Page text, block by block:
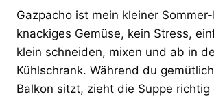
Gazpacho ist mein kleiner
knackiges Gemüse, kein Stress,
klein schneiden, mixen und ab in
Kühlschrank. Während du
Balkon sitzt, zieht die Suppe